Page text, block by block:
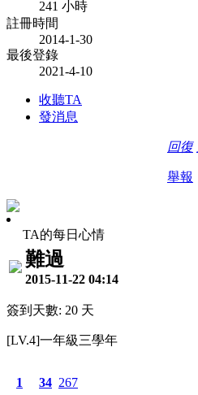
241 小時
註冊時間
2014-1-30
最後登錄
2021-4-10
收聽TA
發消息
回復
舉報
TA的每日心情
難過
2015-11-22 04:14
簽到天數: 20 天
[LV.4]一年級三學年
1 34 267